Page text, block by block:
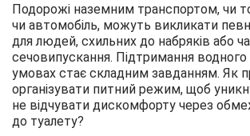
Подорожі наземним транспортом, чи
чи автомобіль, можуть викликати
для людей, схильних до набряків або
сечовипускання. Підтримання водного
умовах стає складним завданням. Як
організувати питний режим, щоб
не відчувати дискомфорту через
до туалету?